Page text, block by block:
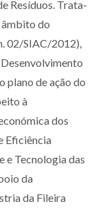
Resíduos. Trata-
do
02/SIAC/2012),
plano de ação do
à
dos
Eficiência
e Tecnologia das
da
da Fileira